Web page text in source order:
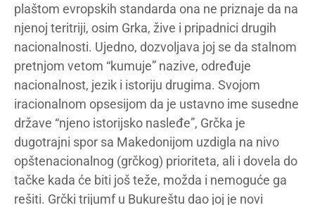
plaštom evropskih standarda ona ne priznaje da na
njenoj teritriji, osim Grka, žive i pripadnici drugih
nacionalnosti. Ujedno, dozvoljava joj se da stalnom
pretnjom vetom “kumuje” nazive, određuje
nacionalnost, jezik i istoriju drugima. Svojom
iracionalnom opsesijom da je ustavno ime susedne
države “njeno istorijsko nasleđe”, Grčka je
dugotrajni spor sa Makedonijom uzdigla na nivo
opštenacionalnog (grčkog) prioriteta, ali i dovela do
tačke kada će biti još teže, možda i nemoguće ga
rešiti. Grčki trijumf u Bukureštu dao joj je novi